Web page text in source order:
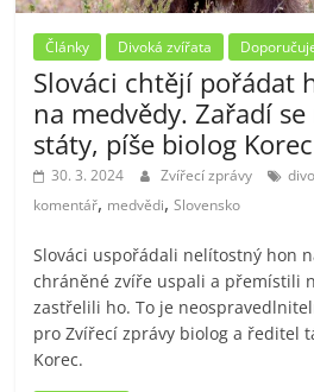
Články Divoká zvířata
Slováci chtějí pořádat
na medvědy. Zařadí
státy, píše biolog Korec
30. 3. 2024 Zvířecí zprávy
komentář, medvědi,Slovensko
Slováci uspořádali nelítostný hon
chráněné zvíře uspali a přemístili
zastřelili ho. To je
pro Zvířecí zprávy biolog a ředitel
Korec.